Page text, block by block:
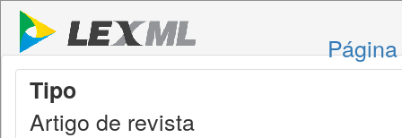
Tipo
Artigo de revista